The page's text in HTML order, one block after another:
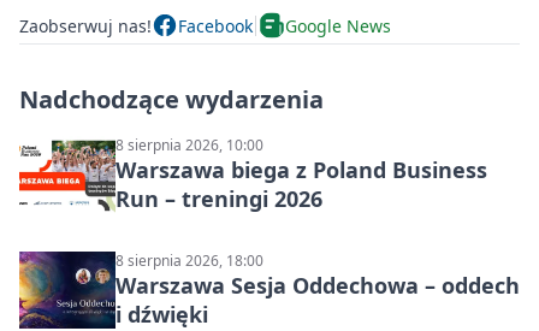
Zaobserwuj nas! Facebook Google News
Nadchodzące wydarzenia
8 sierpnia 2026, 10:00
Warszawa biega z Poland Business
Run – treningi 2026
8 sierpnia 2026, 18:00
Warszawa Sesja Oddechowa – oddech
i dźwięki